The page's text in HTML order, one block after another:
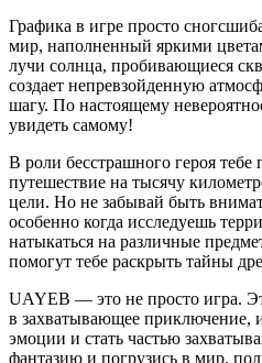
Графика в игре просто
мир, наполненный яркими
лучи солнца, пробивающиеся
создает непревзойденную
шагу. По настоящему
увидеть самому!
В роли бесстрашного героя тебе
путешествие на тысячу
цели. Но не забывай быть
особенно когда исследуешь
натыкаться на различные
помогут тебе раскрыть тайны
UAYEB — это не просто игра.
в захватывающее приключение,
эмоции и стать частью
фантазию и погрузись в мир,